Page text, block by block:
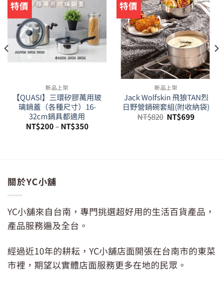
特價
新品上架
【QUASI】三環矽膠萬用玻
璃鍋蓋（各種尺寸）16-
32cm鍋具都適用
NT$200–NT$350
特價
新品上架
Jack Wolfskin 飛狼TAN烈
日野營鍋碗套組(附收納袋)
NT$820 原
始
NT$699
關於YC小舖
YC小舖來自台南，專門挑選超好用的生活百貨產品，
產品服務遍及全台。
經過近10年的耕耘，YC小舖店面開張在台南市的東菜
市裡，期望以實體店面服務更多在地的民眾。